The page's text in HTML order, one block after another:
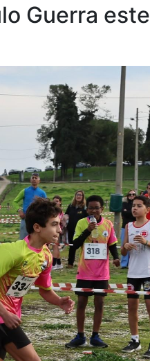
Guerra este